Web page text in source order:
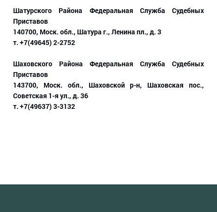
Шатурского Района Федеральная Служба Судебных
Приставов
140700, Моск. обл., Шатура г., Ленина пл., д. 3
т. +7(49645) 2-2752
Шаховского Района Федеральная Служба Судебных
Приставов
143700, Моск. обл., Шаховской р-н, Шаховская пос.,
Советская 1-я ул., д. 36
т. +7(49637) 3-3132